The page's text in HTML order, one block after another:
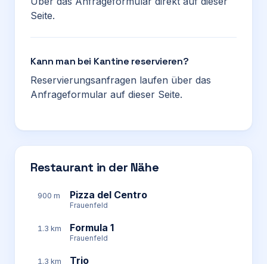
Seite.
Kann man bei Kantine reservieren?
Reservierungsanfragen laufen über das
Anfrageformular auf dieser Seite.
Restaurant in der Nähe
900 m Pizza del Centro
Frauenfeld
1.3 km Formula 1
Frauenfeld
1.3 km Trio